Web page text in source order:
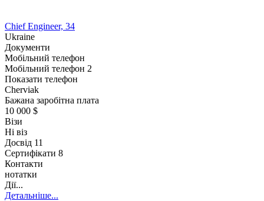
Chief Engineer, 34
Ukraine
Документи
Мобільний телефон
Мобільний телефон 2
Показати телефон
Cherviak
Бажана заробітна плата
10 000 $
Візи
Ні віз
Досвід 11
Сертифікати 8
Контакти
нотатки
Дії...
Детальніше...